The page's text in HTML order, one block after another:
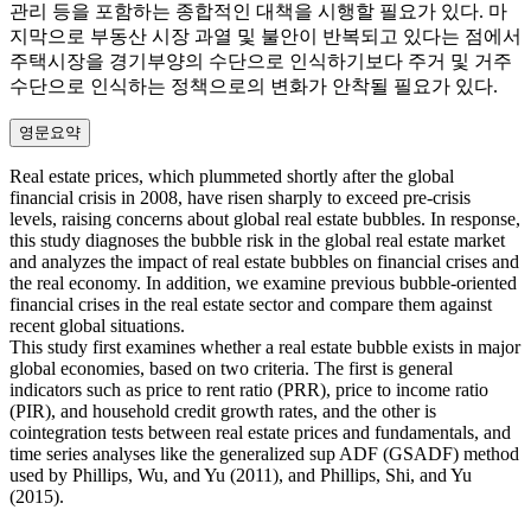
관리 등을 포함하는 종합적인 대책을 시행할 필요가 있다. 마
지막으로 부동산 시장 과열 및 불안이 반복되고 있다는 점에서
주택시장을 경기부양의 수단으로 인식하기보다 주거 및 거주
수단으로 인식하는 정책으로의 변화가 안착될 필요가 있다.
영문요약
Real estate prices, which plummeted shortly after the global
financial crisis in 2008, have risen sharply to exceed pre-crisis
levels, raising concerns about global real estate bubbles. In response,
this study diagnoses the bubble risk in the global real estate market
and analyzes the impact of real estate bubbles on financial crises and
the real economy. In addition, we examine previous bubble-oriented
financial crises in the real estate sector and compare them against
recent global situations.
This study first examines whether a real estate bubble exists in major
global economies, based on two criteria. The first is general
indicators such as price to rent ratio (PRR), price to income ratio
(PIR), and household credit growth rates, and the other is
cointegration tests between real estate prices and fundamentals, and
time series analyses like the generalized sup ADF (GSADF) method
used by Phillips, Wu, and Yu (2011), and Phillips, Shi, and Yu
(2015).